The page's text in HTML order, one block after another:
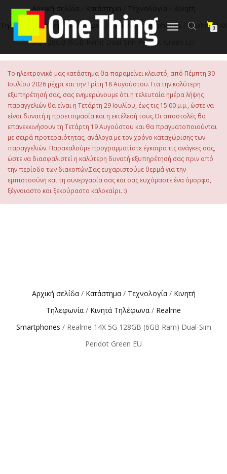
Εναλλαγή
0
Αρχική σελίδα Κατάστημα Τεχνολογία
Κινητή
Τηλεφωνία
/Κινητά Τηλέφωνα Realme Smartphones
/ Realme 14X
5G 128GB (6GB Ram) Dual-Sim Peridot Green EU
Το ηλεκτρονικό μας κατάστημα θα παραμείνει κλειστό, από Πέμπτη 30
Ιουλίου 2026 μέχρι και την Τρίτη 18 Αυγούστου. Για την καλύτερη
εξυπηρέτησή σας, σας ενημερώνουμε ότι η τελευταία ημέρα λήψης
παραγγελιών θα είναι η Τετάρτη 29 Ιουλίου, έως τις 15:00 μ.μ., ώστε να
είναι δυνατή η προετοιμασία και η εκτέλεσή τους.Οι αποστολές θα
επανεκκινήσουν τη Τετάρτη 19 Αυγούστου και θα πραγματοποιούνται
με σειρά προτεραιότητας, ανάλογα με τον χρόνο καταχώρισης των
παραγγελιών. Παρακαλούμε προγραμματίστε έγκαιρα τις ανάγκες σας,
ώστε να διασφαλιστεί η καλύτερη δυνατή εξυπηρέτησή σας πριν από
την περίοδο των διακοπών.Σας ευχαριστούμε θερμά για την
εμπιστοσύνη και τη συνεργασία σας και σας ευχόμαστε ένα όμορφο,
ξέγνοιαστο και ξεκούραστο καλοκαίρι. :)
Αρχική σελίδα/ Κατάστημα/ Τεχνολογία/ Κινητή
Τηλεφωνία / Κινητά Τηλέφωνα / Realme
Smartphones / Realme 14X 5G 128GB (6GB Ram) Dual-Sim
Peridot Green EU